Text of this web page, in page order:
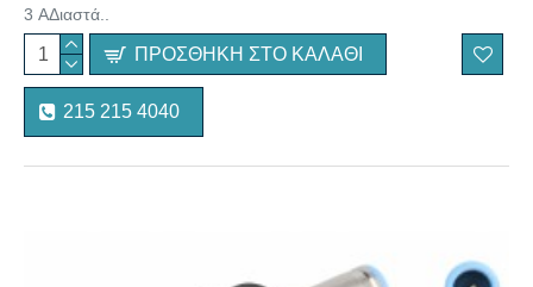
3 AΔιαστά..
ΠΡΟΣΘΉΚΗ ΣΤΟ ΚΑΛΆΘΙ
215 215 4040